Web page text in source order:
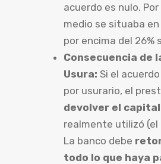
acuerdo es nulo.
medio se situaba en
por encima del 26%
Consecuencia de
Usura: Si el
por usurario, el
devolver el
realmente utilizó
La banco debe
todo lo que haya